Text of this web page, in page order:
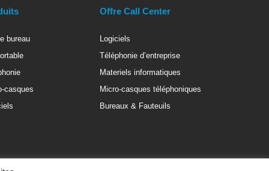
bureau
casques
Offre Call Center
Logiciels
Téléphonie d’entreprise
Materiels informatiques
Micro-casques téléphoniques
Bureaux & Fauteuils